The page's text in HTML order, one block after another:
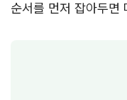
순서를 먼저 잡아두면